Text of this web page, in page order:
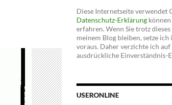
Diese Internetseite verwendet
Datenschutz-Erklärung
erfahren. Wenn Sie trotz
meinem Blog bleiben, setze
voraus. Daher verzichte ich
ausdrückliche Einverständnis-
USERONLINE